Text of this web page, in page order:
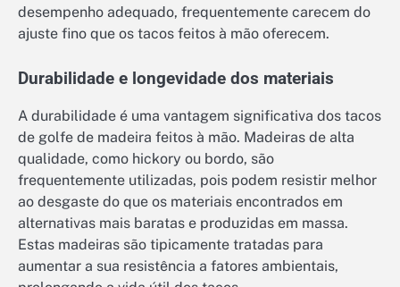
desempenho adequado, frequentemente carecem do
ajuste fino que os tacos feitos à mão oferecem.
Durabilidade e longevidade dos materiais
A durabilidade é uma vantagem significativa dos tacos
de golfe de madeira feitos à mão. Madeiras de alta
qualidade, como hickory ou bordo, são
frequentemente utilizadas, pois podem resistir melhor
ao desgaste do que os materiais encontrados em
alternativas mais baratas e produzidas em massa.
Estas madeiras são tipicamente tratadas para
aumentar a sua resistência a fatores ambientais,